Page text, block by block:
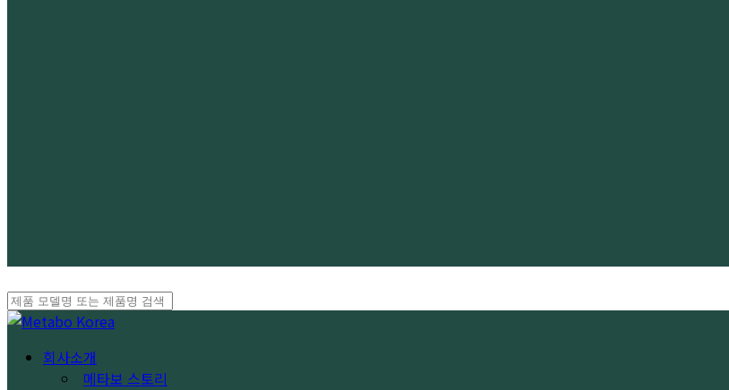
Close
search
Menu 회사소개
메타보 스토리